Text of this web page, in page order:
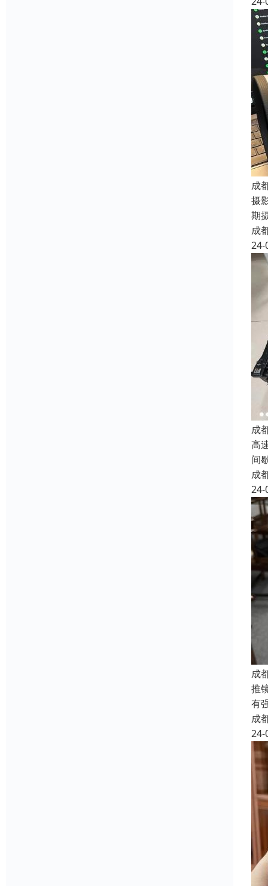
成
摄
期
成
24-
成
高
间
成
24-
成
推
有
成
24-